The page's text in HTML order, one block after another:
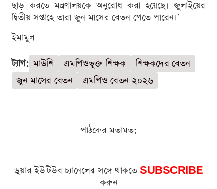
ছাড় করতে মন্ত্রণালয়কে অনুরোধ করা হয়েছে। জুলাইয়ের
দ্বিতীয় সপ্তাহে তারা জুন মাসের বেতন পেতে পারেন।’
ইমামুল
ট্যাগ: মাউশি এমপিওভুক্ত শিক্ষক
শিক্ষকদের বেতন
জুন মাসের বেতন
এমপিও বেতন ২০২৬
পাঠকের মতামত:
ডুয়ার ইউটিউব চ্যানেলের সঙ্গে থাকতে SUBSCRIBE
করুন